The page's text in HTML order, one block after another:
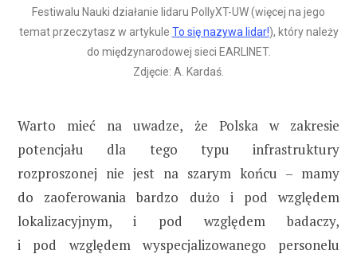
Festiwalu Nauki działanie lidaru PollyXT-UW (więcej na jego
temat przeczytasz w artykule To się nazywa lidar!), który należy
do międzynarodowej sieci EARLINET.
Zdjęcie: A. Kardaś.
Warto mieć na uwadze, że Polska w zakresie
potencjału dla tego typu infrastruktury
rozproszonej nie jest na szarym końcu – mamy
do zaoferowania bardzo dużo i pod względem
lokalizacyjnym, i pod względem badaczy,
i pod względem wyspecjalizowanego personelu